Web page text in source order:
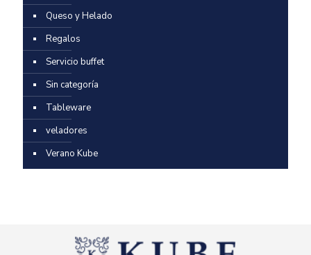
Queso y Helado
Regalos
Servicio buffet
Sin categoría
Tableware
veladores
Verano Kube